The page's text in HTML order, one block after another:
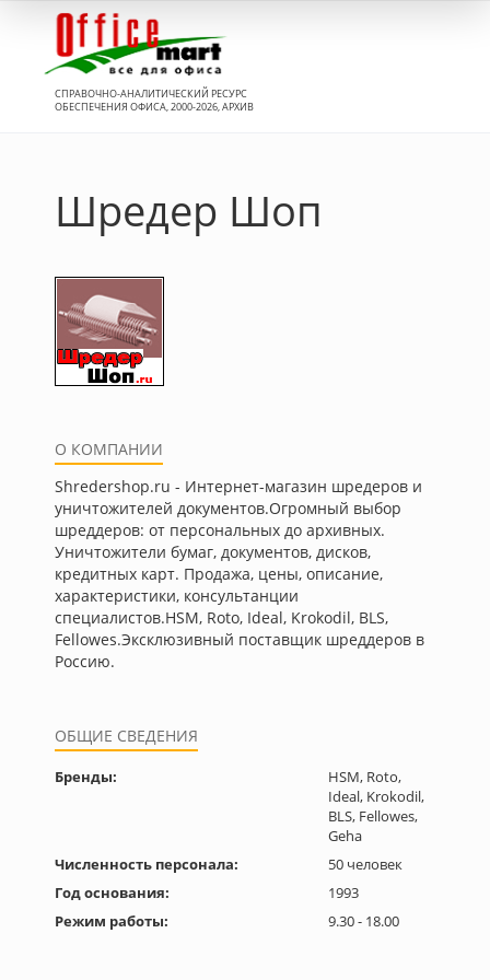
СПРАВОЧНО-АНАЛИТИЧЕСКИЙ РЕСУРС
ОБЕСПЕЧЕНИЯ ОФИСА, 2000-2026, АРХИВ
Шредер Шоп
О КОМПАНИИ
Shredershop.ru - Интернет-магазин шредеров и
уничтожителей документов.Огромный выбор
шреддеров: от персональных до архивных.
Уничтожители бумаг, документов, дисков,
кредитных карт. Продажа, цены, описание,
характеристики, консультанции
специалистов.HSM, Roto, Ideal, Krokodil, BLS,
Fellowes.Эксклюзивный поставщик шреддеров в
Россию.
ОБЩИЕ СВЕДЕНИЯ
Бренды:
HSM, Roto,
Ideal, Krokodil,
BLS, Fellowes,
Geha
Численность персонала:
50 человек
Год основания:
1993
Режим работы:
9.30 - 18.00